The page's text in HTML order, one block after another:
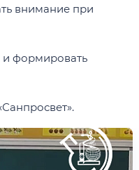
внимание при
и формировать